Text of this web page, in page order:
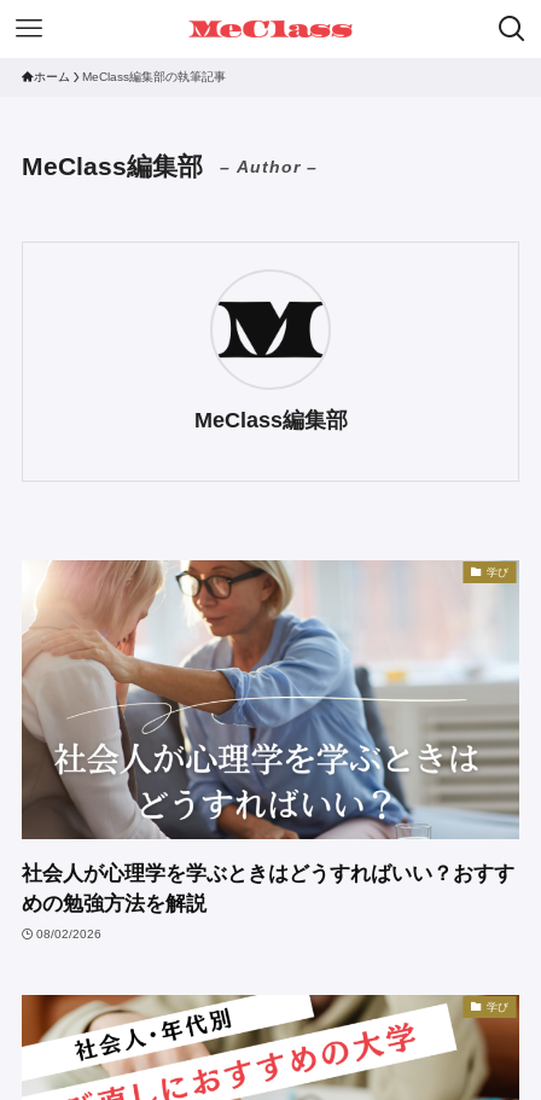
ホーム MeClass編集部の執筆記事
MeClass編集部 – Author –
MeClass編集部
学び
社会人が心理学を学ぶときはどうすればいい？おすす
めの勉強方法を解説
08/02/2026
学び